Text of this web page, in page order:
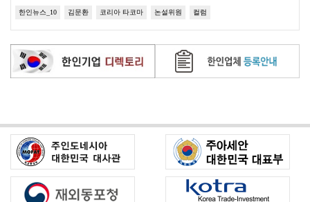
한인뉴스_10 김문환 코리아 타코마 논설위원 컬럼